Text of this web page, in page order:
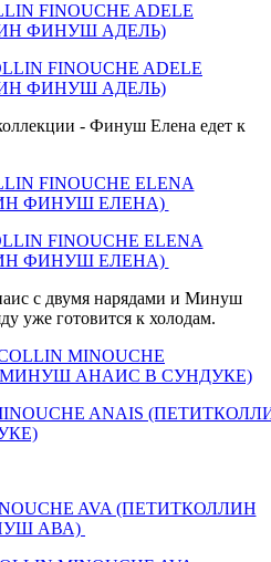
FINOUCHE ADELE
ФИНУШ АДЕЛЬ)
- Финуш Елена едет к
FINOUCHE ELENA
ФИНУШ ЕЛЕНА)
с двумя нарядами и Минуш
уже готовится к холодам.
MINOUCHE
МИНУШ АНАИС В СУНДУКЕ)
AVA (ПЕТИТКОЛЛИН
АВА)